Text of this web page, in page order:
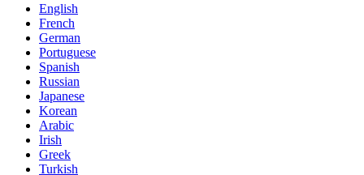
English
French
German
Portuguese
Spanish
Russian
Japanese
Korean
Arabic
Irish
Greek
Turkish